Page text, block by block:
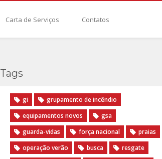
Carta de Serviços Contatos
Tags
gi
grupamento de incêndio
equipamentos novos
gsa
guarda-vidas
força nacional
praias
operação verão
busca
resgate